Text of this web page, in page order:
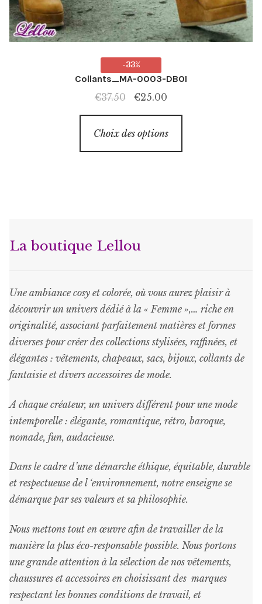
-33%
Collants_MA-0003-DBOI
€37.50
Le
prix
initial
€25.00
prix
actuel
Choix des options
a
sur
page
produit
La boutique Lellou
Une ambiance cosy et colorée, où vous aurez plaisir à
découvrir un univers dédié à la « Femme »,… riche en
originalité, associant parfaitement matières et formes
diverses pour créer des collections stylisées, raffinées, et
élégantes : vêtements, chapeaux, sacs, bijoux, collants de
fantaisie et divers accessoires de mode.
A chaque créateur, un univers différent pour une mode
intemporelle : élégante, romantique, rétro, baroque,
nomade, fun, audacieuse.
Dans le cadre d’une démarche éthique, équitable, durable
et respectueuse de l ‘environnement, notre enseigne se
démarque par ses valeurs et sa philosophie.
Nous mettons tout en œuvre afin de travailler de la
manière la plus éco-responsable possible. Nous portons
une grande attention à la sélection de nos vêtements,
chaussures et accessoires en choisissant des marques
respectant les bonnes conditions de travail, et